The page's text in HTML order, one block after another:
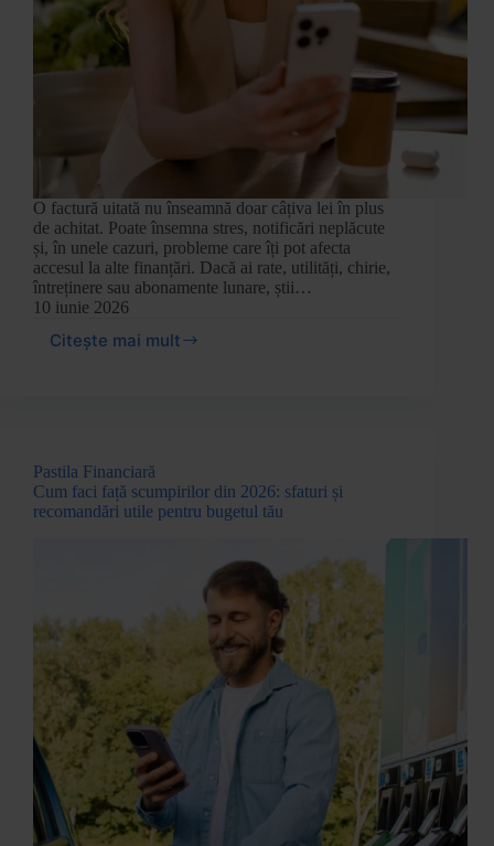
O factură uitată nu înseamnă doar câțiva lei în plus
de achitat. Poate însemna stres, notificări neplăcute
și, în unele cazuri, probleme care îți pot afecta
accesul la alte finanțări. Dacă ai rate, utilități, chirie,
întreținere sau abonamente lunare, știi…
10 iunie 2026
Citește mai mult
Pastila Financiară
Cum faci față scumpirilor din 2026: sfaturi și
recomandări utile pentru bugetul tău